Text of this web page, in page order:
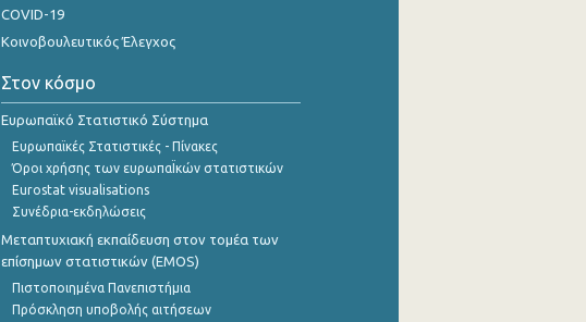
COVID-19
Κοινοβουλευτικός Έλεγχος
Στον κόσμο
Ευρωπαϊκό Στατιστικό Σύστημα
Ευρωπαϊκές Στατιστικές - Πίνακες
Όροι χρήσης των ευρωπαΪκών στατιστικών
Eurostat visualisations
Συνέδρια-εκδηλώσεις
Μεταπτυχιακή εκπαίδευση στον τομέα των
επίσημων στατιστικών (EMOS)
Πιστοποιημένα Πανεπιστήμια
Πρόσκληση υποβολής αιτήσεων